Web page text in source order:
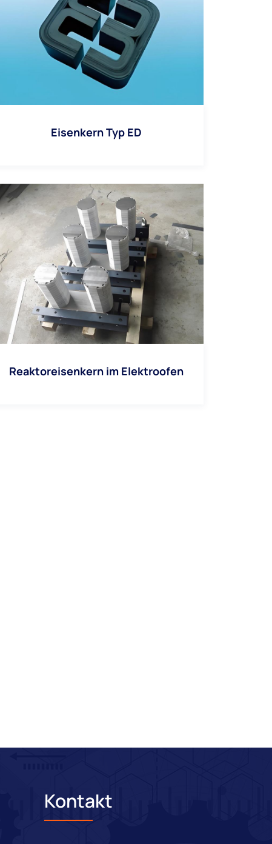
Eisenkern Typ ED
Reaktoreisenkern im Elektroofen
Kontakt